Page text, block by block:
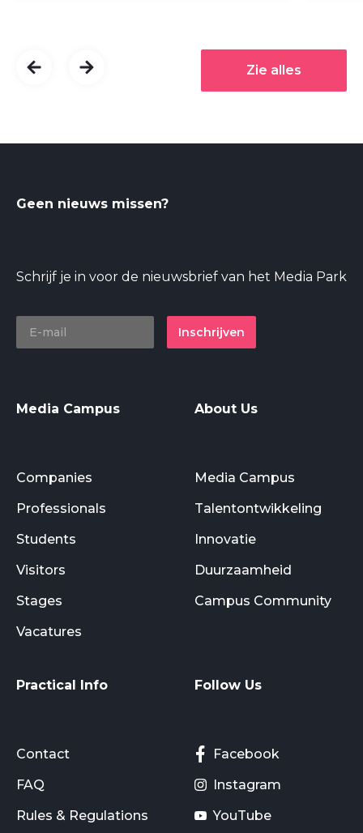
Zie alles
Geen nieuws missen?
Schrijf je in voor de nieuwsbrief van het Media Park
Inschrijven
Media Campus
Companies
Professionals
Students
Visitors
Stages
Vacatures
About Us
Media Campus
Talentontwikkeling
Innovatie
Duurzaamheid
Campus Community
Practical Info
Contact
FAQ
Rules & Regulations
Follow Us
Facebook
Instagram
YouTube